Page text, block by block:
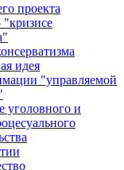
проекта
"кризисе
идея
"управляемой
уголовного и